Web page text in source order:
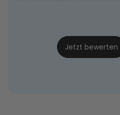
Jetzt bewerten